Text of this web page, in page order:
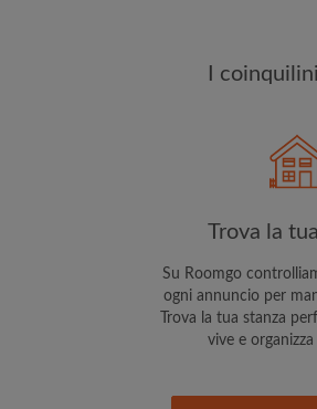
I
Trova la
Su Roomgo
ogni annuncio per
Trova la tua stanza
vive e